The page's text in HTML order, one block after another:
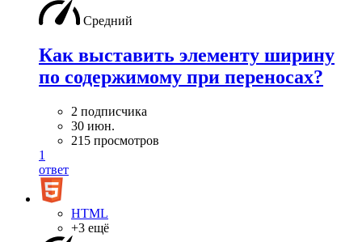
Средний
Как выставить элементу ширину
по содержимому при переносах?
2 подписчика
30 июн.
215 просмотров
1
ответ
HTML
+3 ещё